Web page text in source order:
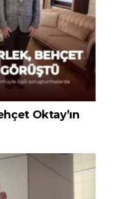
Oktay’ın